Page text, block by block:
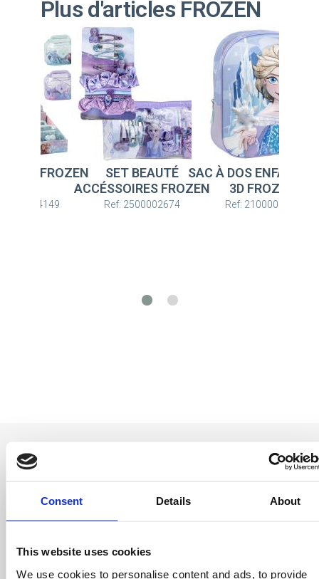
Consent Details About
This website uses cookies
We use cookies to personalise content and ads, to provide
Plus d'articles FROZEN
BEAUTÉ
FROZEN
2500002674
SAC À DOS ENFANT BASE
3D FROZEN
Ref: 2100005875
BIJOUX BOÎTE
Ref: 2500004149
Soyez le premier
à savoir
Offres spéciales, événements et nouvelles du